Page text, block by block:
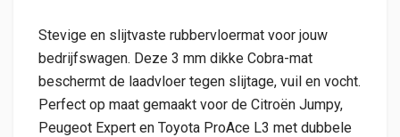
Stevige en slijtvaste rubbervloermat voor jouw
bedrijfswagen. Deze 3 mm dikke Cobra-mat
beschermt de laadvloer tegen slijtage, vuil en vocht.
Perfect op maat gemaakt voor de Citroën Jumpy,
Peugeot Expert en Toyota ProAce L3 met dubbele